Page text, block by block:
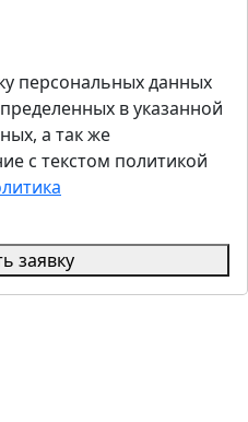
персональных данных
в указанной
а так же
с текстом политикой
заявку